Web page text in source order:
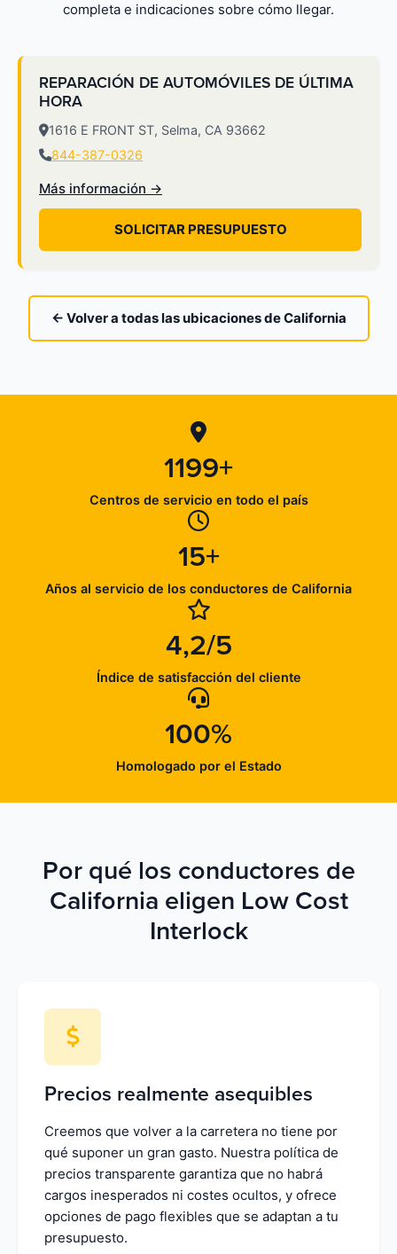
completa e indicaciones sobre cómo llegar.
REPARACIÓN DE AUTOMÓVILES DE ÚLTIMA
HORA
1616 E FRONT ST, Selma, CA 93662
844-387-0326
Más información →
SOLICITAR PRESUPUESTO
← Volver a todas las ubicaciones de California
1199+
Centros de servicio en todo el país
15+
Años al servicio de los conductores de California
4,2/5
Índice de satisfacción del cliente
100%
Homologado por el Estado
Por qué los conductores de
California eligen Low Cost
Interlock
Precios realmente asequibles
Creemos que volver a la carretera no tiene por
qué suponer un gran gasto. Nuestra política de
precios transparente garantiza que no habrá
cargos inesperados ni costes ocultos, y ofrece
opciones de pago flexibles que se adaptan a tu
presupuesto.